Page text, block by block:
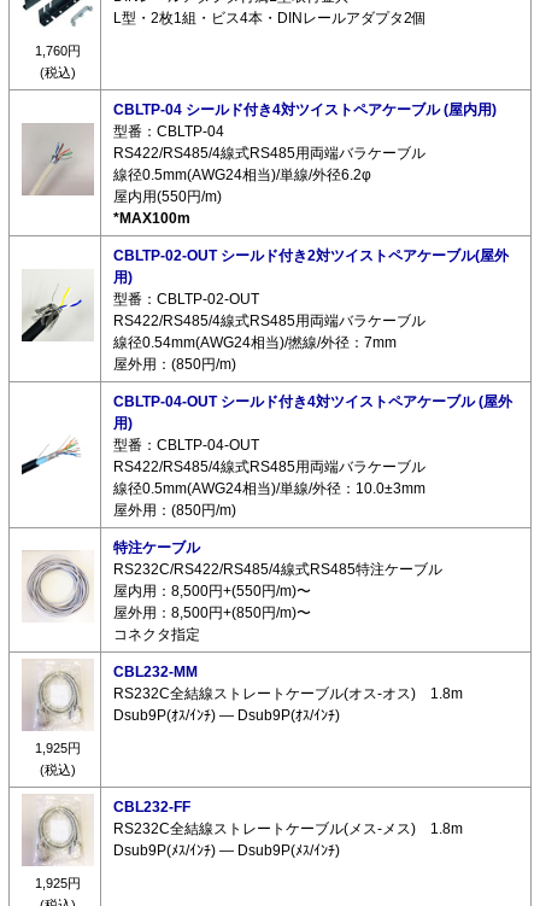
1,760円
(税込)
L型・2枚1組・ビス4本・DINレールアダプタ2個
CBLTP-04 シールド付き4対ツイストペアケーブル (屋内用)
型番：CBLTP-04
RS422/RS485/4線式RS485用両端バラケーブル
線径0.5mm(AWG24相当)/単線/外径6.2φ
屋内用(550円/m)
*MAX100m
CBLTP-02-OUT シールド付き2対ツイストペアケーブル(屋外
用)
型番：CBLTP-02-OUT
RS422/RS485/4線式RS485用両端バラケーブル
線径0.54mm(AWG24相当)/撚線/外径：7mm
屋外用：(850円/m)
CBLTP-04-OUT シールド付き4対ツイストペアケーブル (屋外
用)
型番：CBLTP-04-OUT
RS422/RS485/4線式RS485用両端バラケーブル
線径0.5mm(AWG24相当)/単線/外径：10.0±3mm
屋外用：(850円/m)
特注ケーブル
RS232C/RS422/RS485/4線式RS485特注ケーブル
屋内用：8,500円+(550円/m)〜
屋外用：8,500円+(850円/m)〜
コネクタ指定
1,925円
(税込)
CBL232-MM
RS232C全結線ストレートケーブル(オス-オス) 1.8m
Dsub9P(ｵｽ/ｲﾝﾁ) ― Dsub9P(ｵｽ/ｲﾝﾁ)
1,925円
CBL232-FF
RS232C全結線ストレートケーブル(メス-メス) 1.8m
Dsub9P(ﾒｽ/ｲﾝﾁ) ― Dsub9P(ﾒｽ/ｲﾝﾁ)